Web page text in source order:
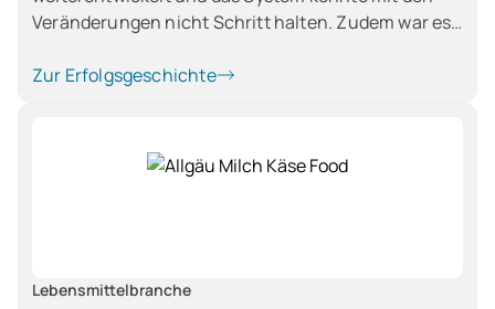
Veränderungen nicht Schritt halten. Zudem war es
machte. Da nicht alle relevanten Daten abgebildet
Zur Erfolgsgeschichte
Lebensmittelbranche